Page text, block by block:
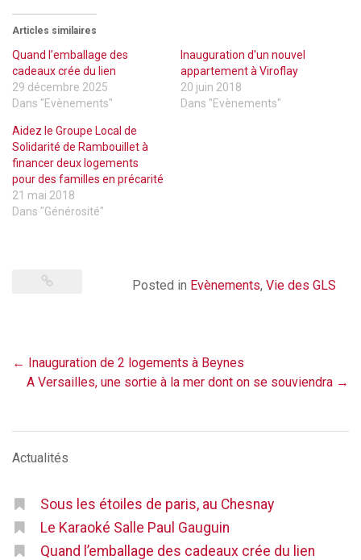
mail
un
dans
une
nouvelle
fenêtre)
Articles similaires
Quand l’emballage des
cadeaux crée du lien
29 décembre 2025
Dans "Evènements"
Inauguration d'un nouvel
appartement à Viroflay
20 juin 2018
Dans "Evènements"
Aidez le Groupe Local de
Solidarité de Rambouillet à
financer deux logements
pour des familles en précarité
21 mai 2018
Dans "Générosité"
Posted in Evènements, Vie des GLS
Post
navigation
← Inauguration de 2 logements à Beynes
A Versailles, une sortie à la mer dont on se souviendra →
Actualités
Sous les étoiles de paris, au Chesnay
Le Karaoké Salle Paul Gauguin
Quand l’emballage des cadeaux crée du lien